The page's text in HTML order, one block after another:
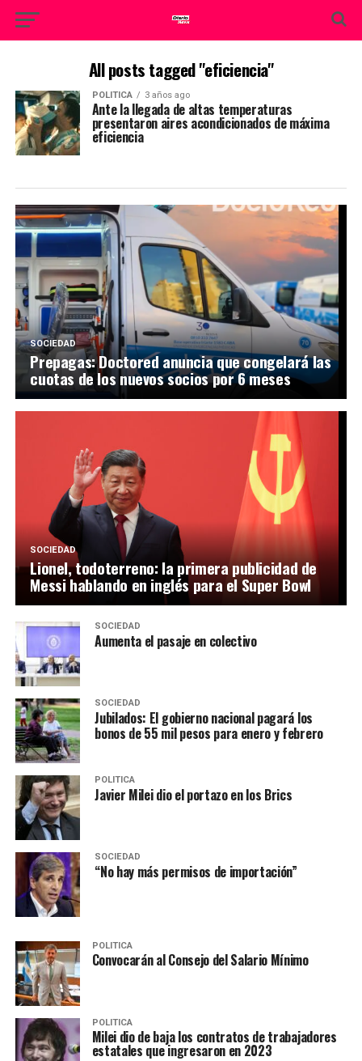
All posts tagged "eficiencia"
POLITICA 3 años ago
Ante la llegada de altas temperaturas
presentaron aires acondicionados de máxima
eficiencia
SOCIEDAD
Prepagas: Doctored anuncia que congelará las
cuotas de los nuevos socios por 6 meses
SOCIEDAD
Lionel, todoterreno: la primera publicidad de
Messi hablando en inglés para el Super Bowl
SOCIEDAD
Aumenta el pasaje en colectivo
SOCIEDAD
Jubilados: El gobierno nacional pagará los
bonos de 55 mil pesos para enero y febrero
POLITICA
Javier Milei dio el portazo en los Brics
SOCIEDAD
“No hay más permisos de importación”
POLITICA
Convocarán al Consejo del Salario Mínimo
POLITICA
Milei dio de baja los contratos de trabajadores
estatales que ingresaron en 2023